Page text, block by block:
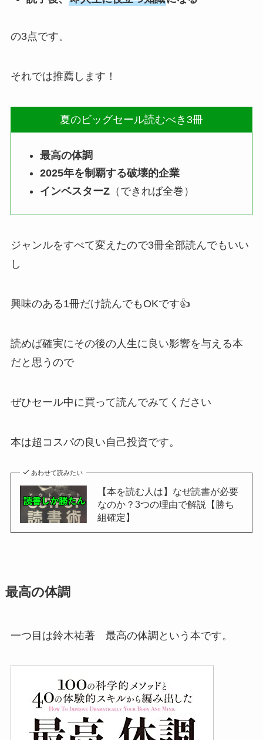
の3点です。
それでは推薦します！
夏のビッグセール読むべき3冊
最高の体調
2025年を制覇する破壊的企業
インベスターZ （できれば全巻）
ジャンルをすべて変えたので3冊全部読んでもいい
し
興味のある1冊だけ読んでもOKです👍
読めば確実にその後の人生に良い影響を与える本
だと思うので
ぜひセール中に買って読んでみてください
本は超コスパの良い自己投資です。
あわせて読みたい
【本を読む人は】なぜ読書が必要
なのか？3つの理由で解説【勝ち
組確定】
最高の体調
一つ目は鈴木祐著 最高の体調という本です。